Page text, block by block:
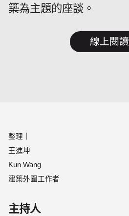
築為主題的座談。
線上閱讀
整理｜
王進坤
Kun Wang
建築外圍工作者
主持人